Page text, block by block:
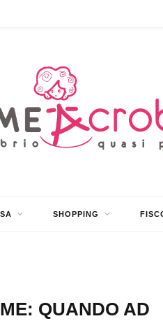
SHOPPING
QUANDO AD